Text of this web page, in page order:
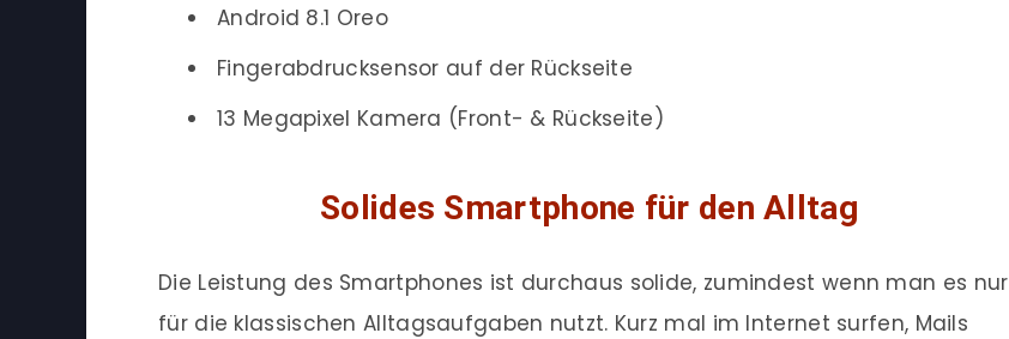
Android 8.1 Oreo
Fingerabdrucksensor auf der Rückseite
13 Megapixel Kamera (Front- & Rückseite)
Solides Smartphone für den Alltag
Die Leistung des Smartphones ist durchaus solide, zumindest wenn man es nur
für die klassischen Alltagsaufgaben nutzt. Kurz mal im Internet surfen, Mails